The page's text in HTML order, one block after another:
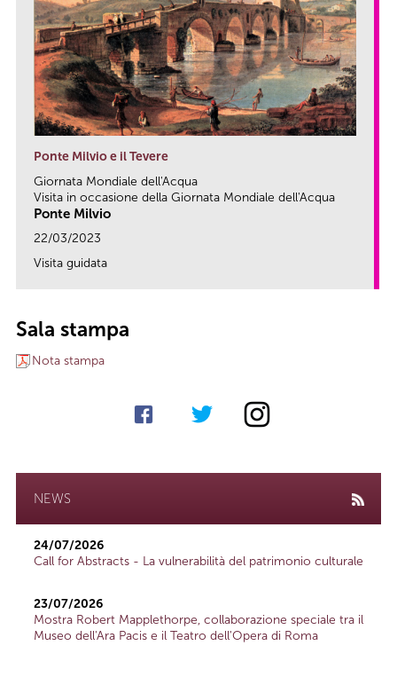
Ponte Milvio e il Tevere
Giornata Mondiale dell'Acqua
Visita in occasione della Giornata Mondiale dell'Acqua
Ponte Milvio
22/03/2023
Visita guidata
Sala stampa
Nota stampa
NEWS
24/07/2026
Call for Abstracts - La vulnerabilità del patrimonio culturale
23/07/2026
Mostra Robert Mapplethorpe, collaborazione speciale tra il
Museo dell'Ara Pacis e il Teatro dell'Opera di Roma